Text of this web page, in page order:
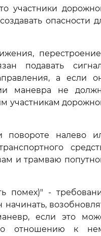
участники
опасности
подавать
а если
маневра не
участникам
налево
и трамваю
помех)" -
если это
отношению к